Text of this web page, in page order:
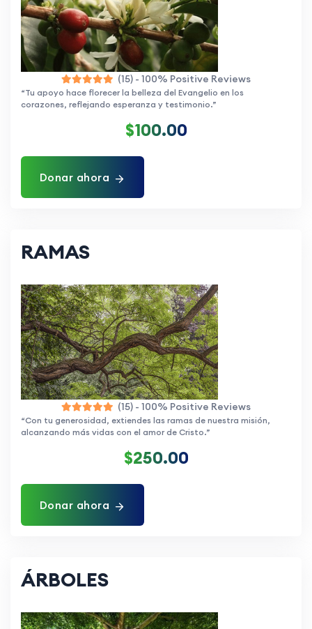
(15) - 100% Positive Reviews
“Tu apoyo hace florecer la belleza del Evangelio en los
corazones, reflejando esperanza y testimonio.”
$100.00
Donar ahora
RAMAS
(15) - 100% Positive Reviews
“Con tu generosidad, extiendes las ramas de nuestra misión,
alcanzando más vidas con el amor de Cristo.”
$250.00
Donar ahora
ÁRBOLES